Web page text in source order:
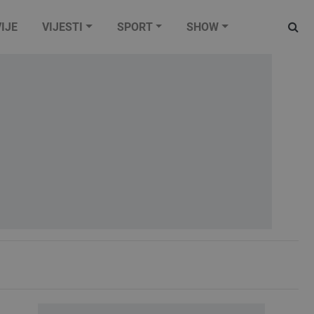
VIJESTI SPORT SHOW